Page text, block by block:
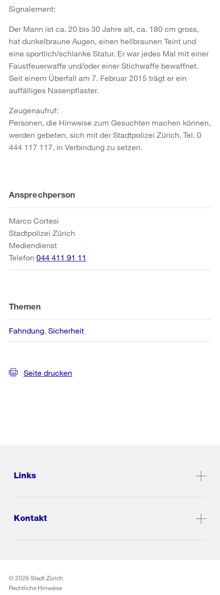
Signalement:
Der Mann ist ca. 20 bis 30 Jahre alt, ca. 180 cm gross,
hat dunkelbraune Augen, einen hellbraunen Teint und
eine sportlich/schlanke Statur. Er war jedes Mal mit einer
Faustfeuerwaffe und/oder einer Stichwaffe bewaffnet.
Seit einem Überfall am 7. Februar 2015 trägt er ein
auffälliges Nasenpflaster.
Zeugenaufruf:
Personen, die Hinweise zum Gesuchten machen können,
werden gebeten, sich mit der Stadtpolizei Zürich, Tel. 0
444 117 117, in Verbindung zu setzen.
Weitere
Informationen
Ansprechperson
Marco Cortesi
Stadtpolizei Zürich
Mediendienst
Telefon 044 411 91 11
Themen
Fahndung Sicherheit
Seite drucken
Links
Kontakt
© 2026 Stadt Zürich
Rechtliche Hinweise